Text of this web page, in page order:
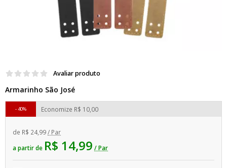
Avaliar produto
Armarinho São José
de R$ 24,99/ Par
a partir de R$ 14,99 / Par
Economize R$ 10,00
40%